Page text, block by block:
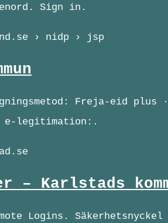
Sign in.
› nidp › jsp
Freja-eid
e-legitimation:.
– Karlstads
Remote Logins.